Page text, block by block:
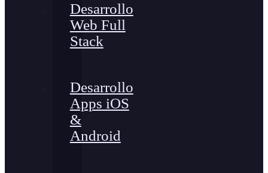
Desarrollo
Web Full
Stack
Desarrollo
Apps iOS
&
Android